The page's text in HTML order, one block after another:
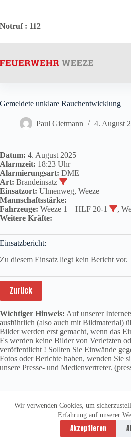
springen
Wir verwenden Cookies, um
Erfahrung auf unserer
Akzeptieren
Notruf: 112
Gemeldete unklare Rauchentwicklung
Paul Gietmann 4. August
Datum: 4. August 2025
Alarmzeit: 18:23 Uhr
Alarmierungsart: DME
Art: Brandeinsatz
Einsatzort: Ulmenweg, Weeze
Mannschaftsstärke:
Fahrzeuge: Weeze 1 – HLF 20-1
,
Weitere Kräfte:
Einsatzbericht:
Zu diesem Einsatz liegt kein Bericht vor.
Zurück
Wichtiger Hinweis: Auf unserer
ausführlich (also auch mit Bildmaterial)
Bilder werden erst gemacht, wenn das
Es werden keine Bilder von Verletzten
veröffentlicht ! Sollten Sie Einwände
Fotos oder Berichte haben, wenden Sie
unsere Presse- und Medienvertreter.
Datenschutzerklärung
Copyright © 2026 -